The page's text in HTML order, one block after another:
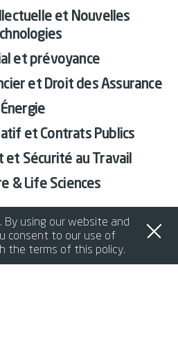
et Nouvelles
et prévoyance
et Droit des Assurance
Énergie
et Contrats Publics
et Sécurité au Travail
& Life Sciences
By using our website and
consent to our use of
the terms of this policy.